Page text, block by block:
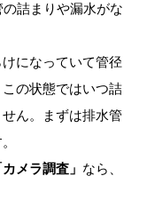
詰まりや漏水がな
になっていて管径
の状態ではいつ詰
ん。まずは排水管
カメラ調査」 なら、